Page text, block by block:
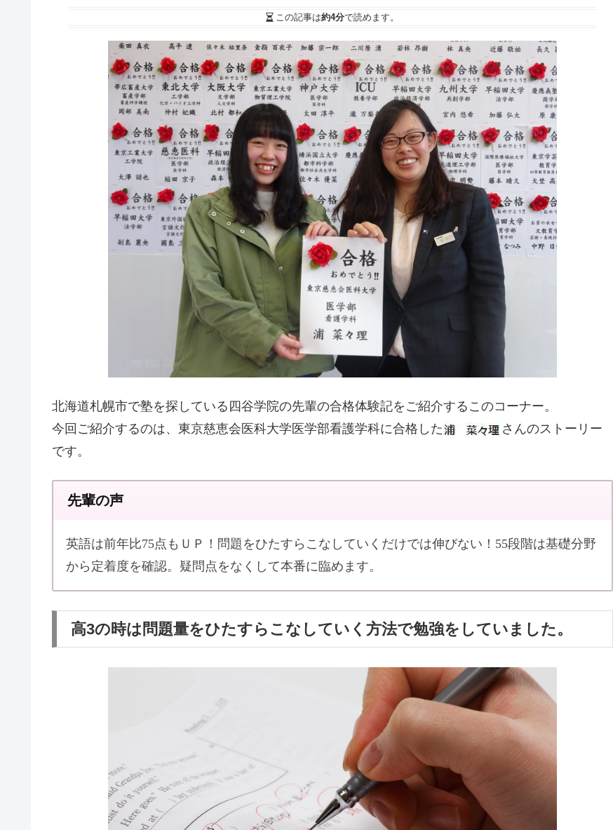
この記事は約4分で読めます。
北海道札幌市で塾を探している四谷学院の先輩の合格体験記をご紹介するこのコーナー。
今回ご紹介するのは、東京慈恵会医科大学医学部看護学科に合格した
さんのストーリー
です。
先輩の声
英語は前年比75点もＵＰ！問題をひたすらこなしていくだけでは伸びない！55段階は基礎分野
から定着度を確認。疑問点をなくして本番に臨めます。
高3の時は問題量をひたすらこなしていく方法で勉強をしていました。